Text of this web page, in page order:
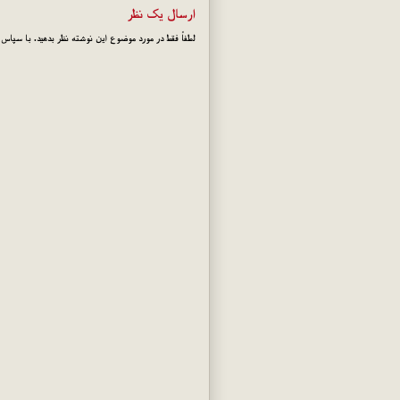
ارسال یک نظر
لطفاً فقط در مورد موضوع این نوشته نظر بدهید. با